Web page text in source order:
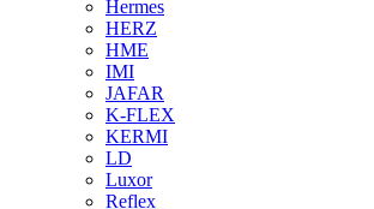
Hermes
HERZ
HME
IMI
JAFAR
K-FLEX
KERMI
LD
Luxor
Reflex